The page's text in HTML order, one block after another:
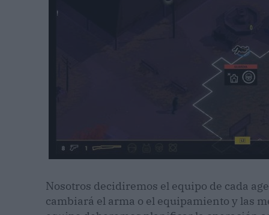
Nosotros decidiremos el equipo de cada
cambiará el arma o el equipamiento y las